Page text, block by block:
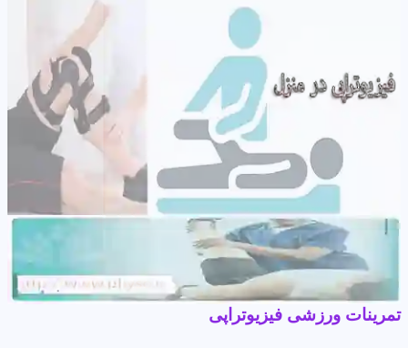
تمرینات ورزشی فیزیوتراپی